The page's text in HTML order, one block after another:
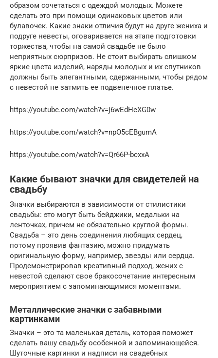
образом сочетаться с одеждой молодых. Можете
сделать это при помощи одинаковых цветов или
булавочек. Какие знаки отличия будут на друге жениха и
подруге невесты, оговаривается на этапе подготовки
торжества, чтобы на самой свадьбе не было
неприятных сюрпризов. Не стоит выбирать слишком
яркие цвета изделий, наряды молодых и их спутников
должны быть элегантными, сдержанными, чтобы рядом
с невестой не затмить ее подвенечное платье.
https://youtube.com/watch?v=j6wEdHeXG0w
https://youtube.com/watch?v=npO5cEBgumA
https://youtube.com/watch?v=Qr66P-bcxxA
Какие бывают значки для свидетелей на
свадьбу
Значки выбираются в зависимости от стилистики
свадьбы: это могут быть бейджики, медальки на
ленточках, причем не обязательно круглой формы.
Свадьба – это день соединения любящих сердец,
потому проявив фантазию, можно придумать
оригинальную форму, например, звезды или сердца.
Продемонстрировав креативный подход, жених с
невестой сделают свое бракосочетание интересным
мероприятием с запоминающимися моментами.
Металлические значки с забавными
картинками
Значки – это та маленькая деталь, которая поможет
сделать вашу свадьбу особенной и запоминающейся.
Шуточные картинки и надписи на свадебных